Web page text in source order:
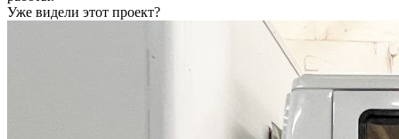
Уже видели этот проект?